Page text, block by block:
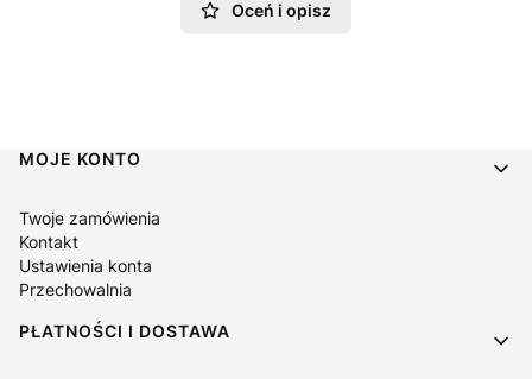
Oceń i opisz
Linki w stopce
MOJE KONTO
Twoje zamówienia
Kontakt
Ustawienia konta
Przechowalnia
PŁATNOŚCI I DOSTAWA